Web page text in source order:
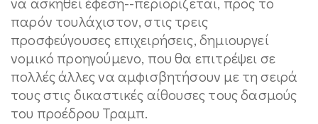
παρόν τουλάχιστον, στις τρεις
προσφεύγουσες επιχειρήσεις, δημιουργεί
νομικό προηγούμενο, που θα επιτρέψει σε
πολλές άλλες να αμφισβητήσουν με τη σειρά
τους στις δικαστικές αίθουσες τους δασμούς
του προέδρου Τραμπ.